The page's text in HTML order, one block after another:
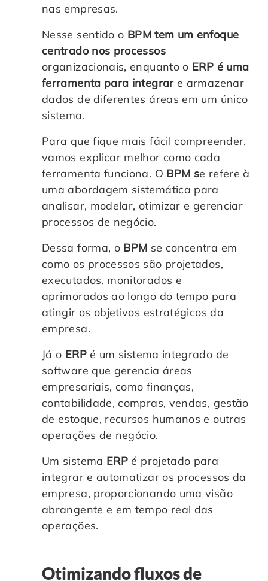
nas empresas.
Nesse sentidoo BPM tem um enfoque
centrado nos processos
organizacionais, enquanto o ERP é uma
ferramenta para integrare armazenar
dados de diferentes áreas em um único
sistema.
Para que fique mais fácil compreender,
vamos explicar melhor como cada
ferramenta funciona. O BPM se refere à
uma abordagem sistemática para
analisar, modelar, otimizar e gerenciar
processos de negócio.
Dessa forma, o BPM se concentra em
como os processos são projetados,
executados, monitorados e
aprimorados ao longo do tempo para
atingir os objetivos estratégicos da
empresa.
Já o ERPé um sistema integrado de
software que gerencia áreas
empresariais, como finanças,
contabilidade, compras, vendas, gestão
de estoque, recursos humanos e outras
operações de negócio.
Um sistema ERP é projetado para
integrar e automatizar os processos da
empresa, proporcionando uma visão
abrangente e em tempo real das
operações.
Otimizando fluxos de